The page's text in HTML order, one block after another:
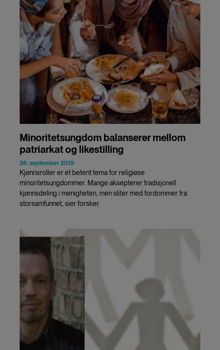
Minoritetsungdom balanserer mellom
patriarkat og likestilling
26. september 2019
Kjønnsroller er et betent tema for religiøse
minoritetsungdommer. Mange aksepterer tradisjonell
kjønnsdeling i menigheten, men sliter med fordommer fra
storsamfunnet, sier forsker.